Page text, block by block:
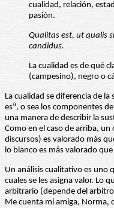
cualidad, relación,
pasión.
Qualitas est, ut qualis
candidus.
La cualidad es de qué
(campesino), negro o
La cualidad se diferencia de la
es", o sea los componentes
una manera de describir la
Como en el caso de arriba,
discursos) es valorado más
lo blanco es más valorado
Un análisis cualitativo es uno
cuales se les asigna valor. Lo
arbitrario (depende del
Me cuenta mi amiga, Norma,